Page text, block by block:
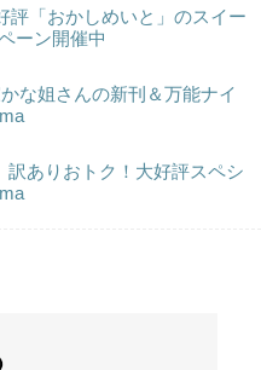
評「おかしめいと」のスイー
ーン開催中
な姐さんの新刊＆万能ナイ
訳ありおトク！大好評スペシ